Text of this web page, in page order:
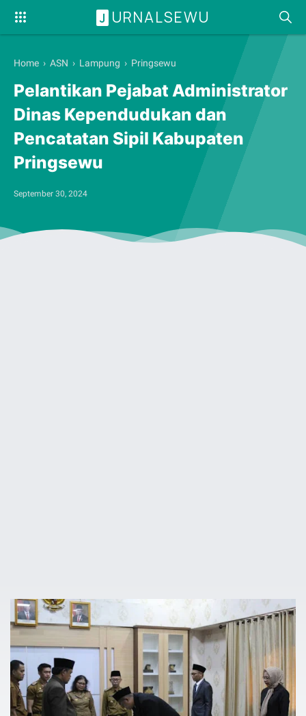
J URNALSEWU
Home › ASN › Lampung › Pringsewu
Pelantikan Pejabat Administrator
Dinas Kependudukan dan
Pencatatan Sipil Kabupaten
Pringsewu
September 30, 2024